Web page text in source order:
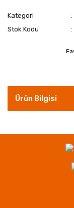
Kategori
Stok Kodu
Ürün Bilgisi